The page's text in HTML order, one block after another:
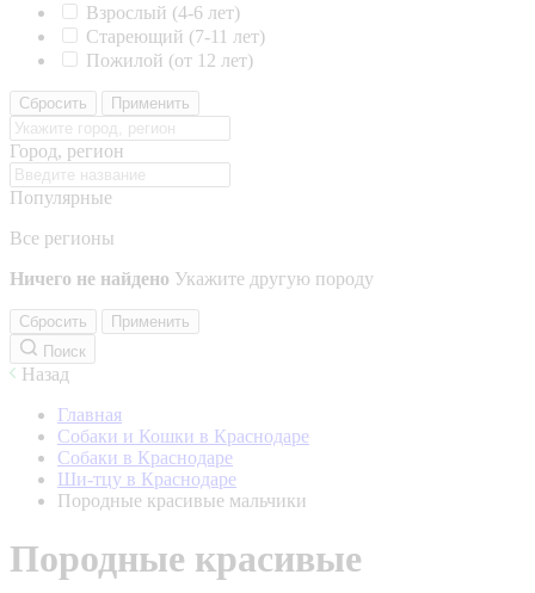
Взрослый (4-6 лет)
Стареющий (7-11 лет)
Пожилой (от 12 лет)
Сбросить Применить
Город, регион
Популярные
Все регионы
Ничего не найдено Укажите другую породу
Сбросить
Применить
Поиск
Назад
Главная
Собаки и Кошки в Краснодаре
Собаки в Краснодаре
Ши-тцу в Краснодаре
Породные красивые мальчики
Породные красивые